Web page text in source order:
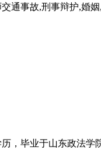
通事故,刑事辩护,婚
，毕业于山东政法学